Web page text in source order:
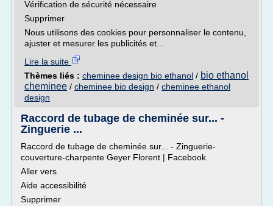
Vérification de sécurité nécessaire
Supprimer
Nous utilisons des cookies pour personnaliser le contenu,
ajuster et mesurer les publicités et...
Lire la suite
Thèmes liés : cheminee design bio ethanol / bio ethanol
cheminee / cheminee bio design / cheminee ethanol
design
Raccord de tubage de cheminée sur... -
Zinguerie ...
Raccord de tubage de cheminée sur... - Zinguerie-
couverture-charpente Geyer Florent | Facebook
Aller vers
Aide accessibilité
Supprimer